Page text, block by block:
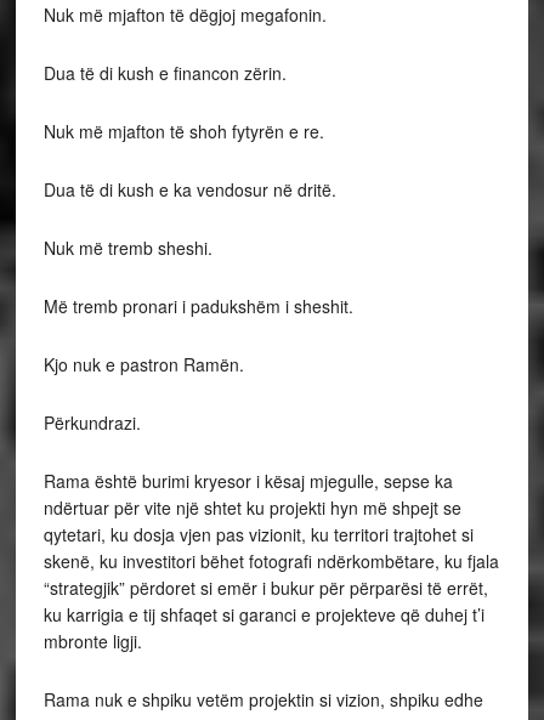
Nuk më mjafton të dëgjoj megafonin.
Dua të di kush e financon zërin.
Nuk më mjafton të shoh fytyrën e re.
Dua të di kush e ka vendosur në dritë.
Nuk më tremb sheshi.
Më tremb pronari i padukshëm i sheshit.
Kjo nuk e pastron Ramën.
Përkundrazi.
Rama është burimi kryesor i kësaj mjegulle, sepse ka
ndërtuar për vite një shtet ku projekti hyn më shpejt se
qytetari, ku dosja vjen pas vizionit, ku territori trajtohet si
skenë, ku investitori bëhet fotografi ndërkombëtare, ku fjala
“strategjik” përdoret si emër i bukur për përparësi të errët,
ku karrigia e tij shfaqet si garanci e projekteve që duhej t’i
mbronte ligji.
Rama nuk e shpiku vetëm projektin si vizion, shpiku edhe